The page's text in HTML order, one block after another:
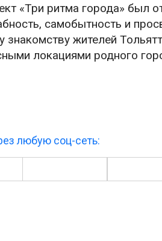
«Три ритма города» был
самобытность и
знакомству жителей
локациями родного
любую соц-сеть: